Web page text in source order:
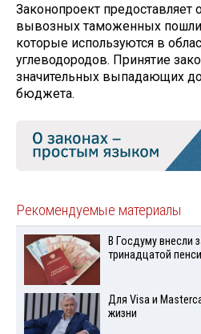
Законопроект предоставляет
вывозных таможенных
которые используются в
углеводородов. Принятие
значительных выпадающих
бюджета.
Рекомендуемые материалы
В Госдуму внесли
тринадцатой
Для Visа и
жизни